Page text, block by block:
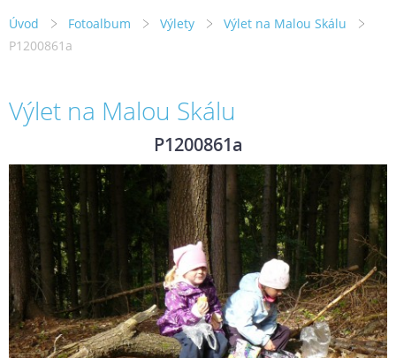
Úvod Fotoalbum Výlety
Výlet na Malou Skálu
P1200861a
Výlet na Malou Skálu
P1200861a